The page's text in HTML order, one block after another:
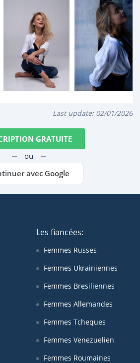
Last update: 02/01/2026
GRATUITE
ou
avec Google
Les fiancées:
Femmes Russes
Femmes Ukrainiennes
Femmes Bresiliennes
Femmes Allemandes
Femmes Tcheques
Femmes Venezuelien
Femmes Roumaines